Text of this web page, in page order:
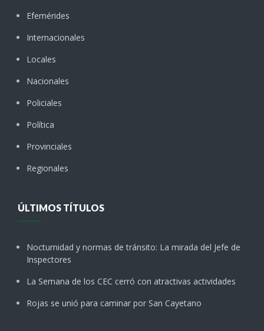
Efemérides
Internacionales
Locales
Nacionales
Policiales
Política
Provinciales
Regionales
ÚLTIMOS TÍTULOS
Nocturnidad y normas de tránsito: La mirada del Jefe de
Inspectores
La Semana de los CEC cerró con atractivas actividades
Rojas se unió para caminar por San Cayetano